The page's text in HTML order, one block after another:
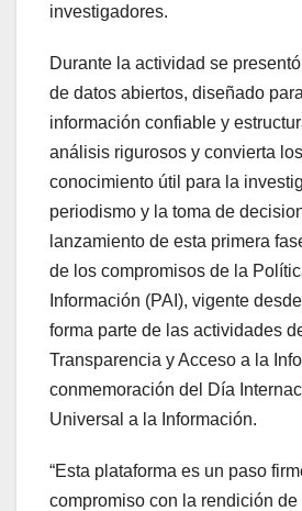
investigadores.
Durante la actividad se
de datos abiertos, diseñado
información confiable y
análisis rigurosos y convierta
conocimiento útil para la
periodismo y la toma de
lanzamiento de esta primera
de los compromisos de la
Información (PAI), vigente
forma parte de las actividades
Transparencia y Acceso a la
conmemoración del Día
Universal a la Información.
“Esta plataforma es un paso
compromiso con la rendición de